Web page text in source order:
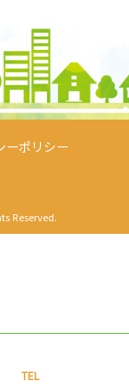
ーポリシー
Reserved.
TEL